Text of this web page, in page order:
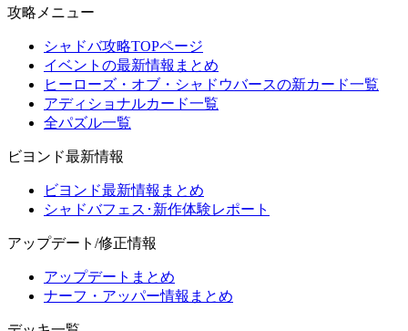
攻略メニュー
シャドバ攻略TOPページ
イベントの最新情報まとめ
ヒーローズ・オブ・シャドウバースの新カード一覧
アディショナルカード一覧
全パズル一覧
ビヨンド最新情報
ビヨンド最新情報まとめ
シャドバフェス･新作体験レポート
アップデート/修正情報
アップデートまとめ
ナーフ・アッパー情報まとめ